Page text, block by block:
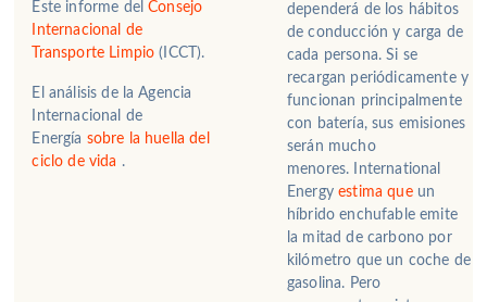
Este informe delConsejo
Internacional de
Transporte Limpio (ICCT).
El análisis de la Agencia
Internacional de
Energía sobre la huella del
ciclo de vida .
dependerá de los hábitos
de conducción y carga de
cada persona.Si se
recargan periódicamente y
funcionan principalmente
con batería, sus emisiones
serán mucho
menores.
International
Energyestima queun
híbrido enchufable emite
la mitad de carbono por
kilómetro que un coche de
gasolina. Pero